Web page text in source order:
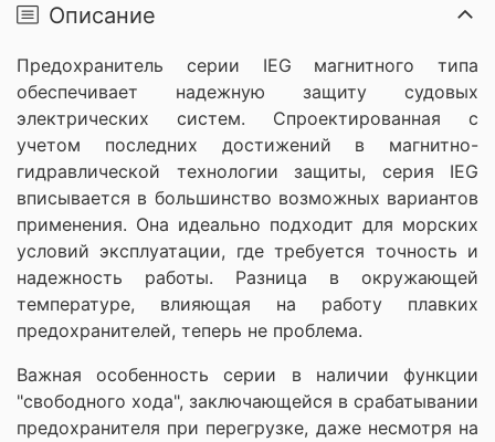
Описание
Предохранитель серии IEG магнитного типа
обеспечивает надежную защиту судовых
электрических систем. Спроектированная с
учетом последних достижений в магнитно-
гидравлической технологии защиты, серия IEG
вписывается в большинство возможных вариантов
применения. Она идеально подходит для морских
условий эксплуатации, где требуется точность и
надежность работы. Разница в окружающей
температуре, влияющая на работу плавких
предохранителей, теперь не проблема.
Важная особенность серии в наличии функции
"свободного хода", заключающейся в срабатывании
предохранителя при перегрузке, даже несмотря на